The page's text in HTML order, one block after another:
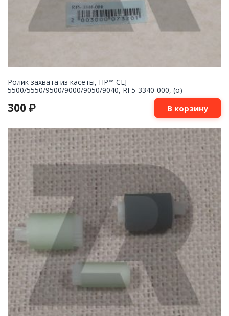
Ролик захвата из касеты, HP™ CLJ
5500/5550/9500/9000/9050/9040, RF5-3340-000, (o)
300 ₽ В корзину